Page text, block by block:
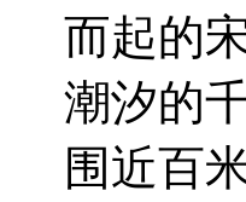
而起的
潮汐的
围近百